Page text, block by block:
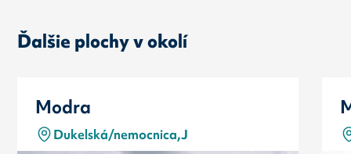
Ďalšie plochy v okolí
Modra
Dukelská/nemocnica,J